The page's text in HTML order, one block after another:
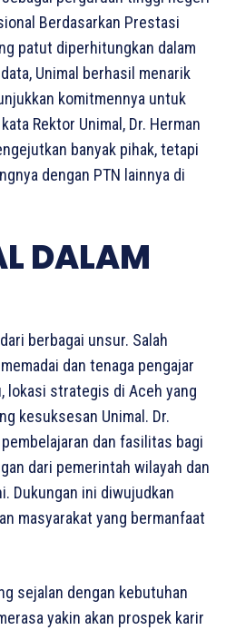
Berdasarkan Prestasi
patut diperhitungkan dalam
Unimal berhasil menarik
komitmennya untuk
Rektor Unimal, Dr. Herman
banyak pihak, tetapi
dengan PTN lainnya di
DALAM
berbagai unsur. Salah
dan tenaga pengajar
lokasi strategis di Aceh yang
kesuksesan Unimal. Dr.
dan fasilitas bagi
dari pemerintah wilayah dan
Dukungan ini diwujudkan
masyarakat yang bermanfaat
sejalan dengan kebutuhan
yakin akan prospek karir